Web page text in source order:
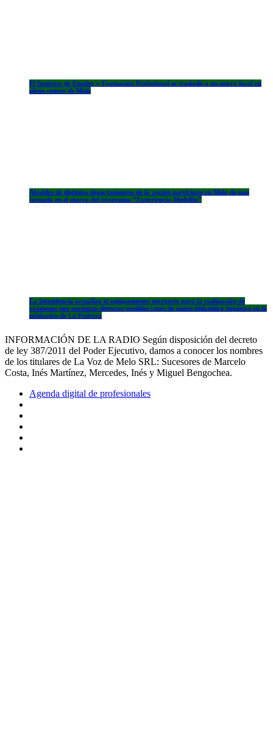
El Instituto de Empleo y Formación Profesional se trasladó a un nuevo local en
pleno centro de Melo
Alcaldes de distintos departamentos de la región participan en Melo de una
jornada en el marco del programa “Experiencia Medellín”
La Intendencia actualiza el equipamiento necesario para la realización de
exámenes que permitan detectar posibles casos de quiste hidatídico hepático en la
población de La Pedrera
INFORMACIÓN DE LA RADIO Según disposición del decreto
de ley 387/2011 del Poder Ejecutivo, damos a conocer los nombres
de los titulares de La Voz de Melo SRL: Sucesores de Marcelo
Costa, Inés Martínez, Mercedes, Inés y Miguel Bengochea.
Agenda digital de profesionales